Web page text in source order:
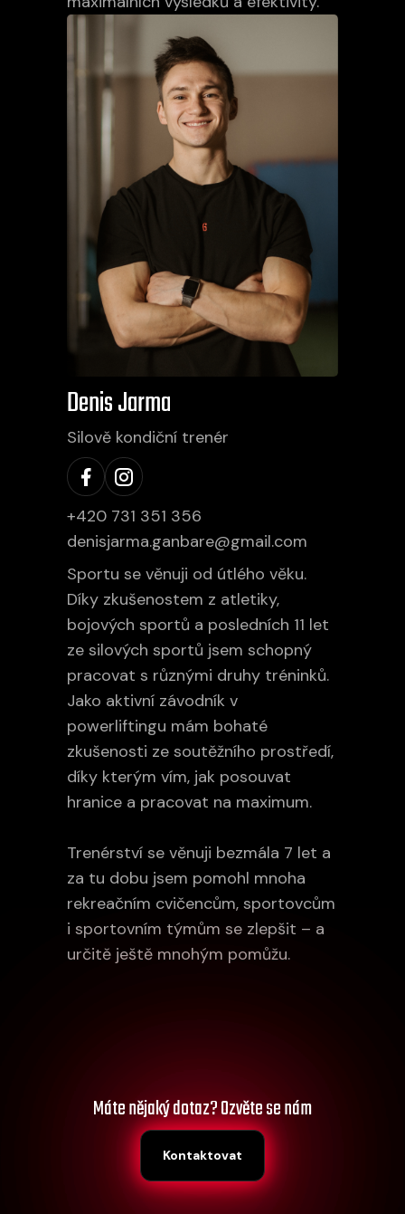
Denis Jarma
Silově kondiční trenér
+420 731 351 356
denisjarma.ganbare@gmail.com
Sportu se věnuji od útlého věku.
Díky zkušenostem z atletiky,
bojových sportů a posledních 11 let
ze silových sportů jsem schopný
pracovat s různými druhy tréninků.
Jako aktivní závodník v
powerliftingu mám bohaté
zkušenosti ze soutěžního prostředí,
díky kterým vím, jak posouvat
hranice a pracovat na maximum.
Trenérství se věnuji bezmála 7 let a
za tu dobu jsem pomohl mnoha
rekreačním cvičencům, sportovcům
i sportovním týmům se zlepšit – a
určitě ještě mnohým pomůžu.
Máte nějaký dotaz? Ozvěte se nám
Kontaktovat